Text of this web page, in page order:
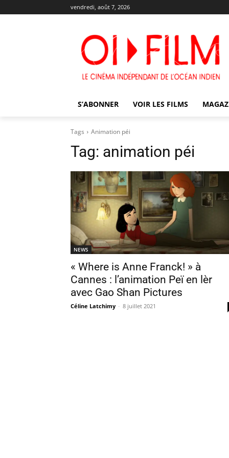
vendredi, août 7, 2026
S’ABONNER VOIR LES FILMS
Tags Animation péi
Tag: animation péi
NEWS
« Where is Anne Franck! » à
Cannes : l’animation Peï en lèr
avec Gao Shan Pictures
Céline Latchimy - 8 juillet 2021